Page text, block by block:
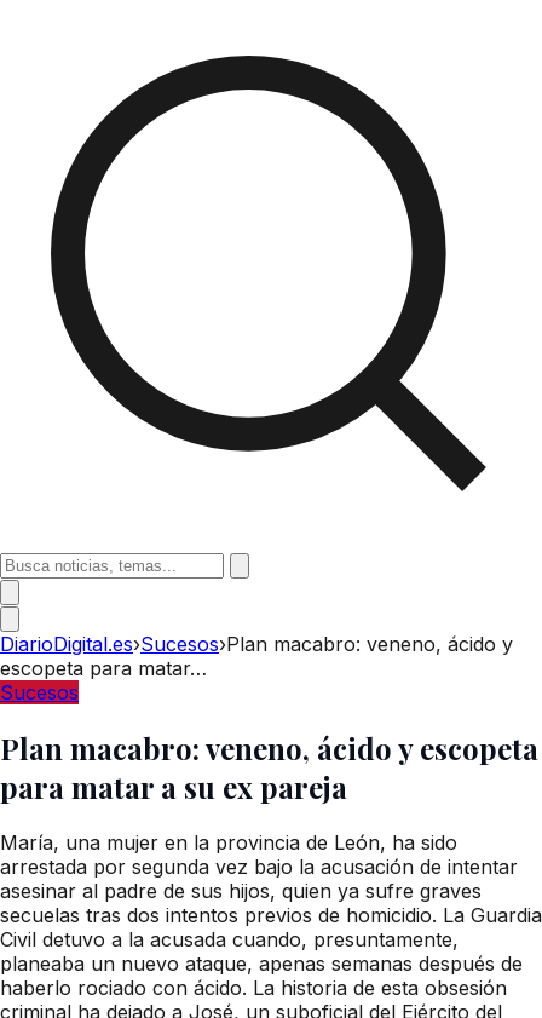
DiarioDigital.es›Sucesos›Plan macabro: veneno, ácido y
escopeta para matar…
Sucesos
Plan macabro: veneno, ácido y escopeta
para matar a su ex pareja
María, una mujer en la provincia de León, ha sido
arrestada por segunda vez bajo la acusación de intentar
asesinar al padre de sus hijos, quien ya sufre graves
secuelas tras dos intentos previos de homicidio. La Guardia
Civil detuvo a la acusada cuando, presuntamente,
planeaba un nuevo ataque, apenas semanas después de
haberlo rociado con ácido. La historia de esta obsesión
criminal ha dejado a José, un suboficial del Ejército del